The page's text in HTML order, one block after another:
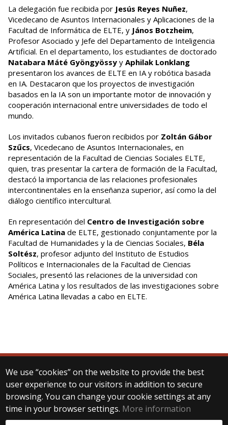
La delegación fue recibida por Jesús Reyes Nuñez,
Vicedecano de Asuntos Internacionales y Aplicaciones de la
Facultad de Informática de ELTE, y János Botzheim,
Profesor Asociado y Jefe del Departamento de Inteligencia
Artificial. En el departamento, los estudiantes de doctorado
Natabara Máté Gyöngyössy y Aphilak Lonklang
presentaron los avances de ELTE en IA y robótica basada
en IA. Destacaron que los proyectos de investigación
basados en la IA son un importante motor de innovación y
cooperación internacional entre universidades de todo el
mundo.
Los invitados cubanos fueron recibidos por Zoltán Gábor
Szűcs, Vicedecano de Asuntos Internacionales, en
representación de la Facultad de Ciencias Sociales ELTE,
quien, tras presentar la cartera de formación de la Facultad,
destacó la importancia de las relaciones profesionales
intercontinentales en la enseñanza superior, así como la del
diálogo científico intercultural.
En representación del Centro de Investigación sobre
América Latina de ELTE, gestionado conjuntamente por la
Facultad de Humanidades y la de Ciencias Sociales, Béla
Soltész, profesor adjunto del Instituto de Estudios
Políticos e Internacionales de la Facultad de Ciencias
Sociales, presentó las relaciones de la universidad con
América Latina y los resultados de las investigaciones sobre
América Latina llevadas a cabo en ELTE.
We use “cookies” on the website to provide the best
user experience to our visitors in addition to secure
browsing. You can change your cookie settings at any
time in your browser settings. More information
© 2025 Eötvös Loránd University
All rights reserved.
H-1053 Budapest, Egyetem tér 1–3.
T: +36-1-411-6500
Web development: